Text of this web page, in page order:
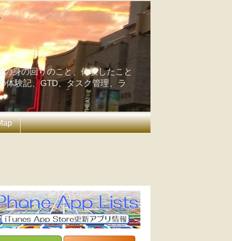
身の回りのこと、体験したこと
体験記、GTD、タスク管理、ラ